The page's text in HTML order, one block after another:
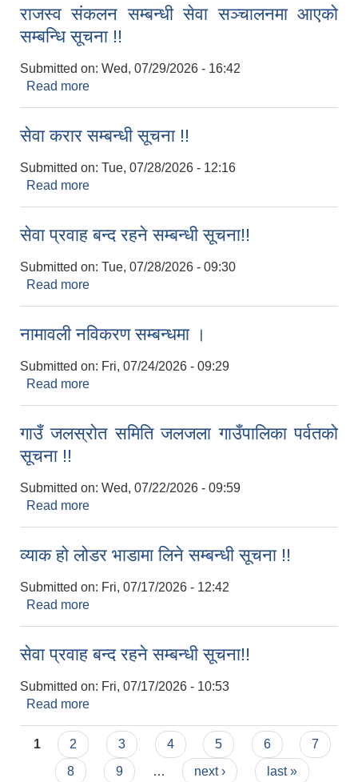
नियमित खाेप केन्द्र विवरण
राजस्व संकलन सम्बन्धी सेवा सञ्चालनमा आएको
सम्बन्धि सूचना !!
Submitted on: Wed, 07/29/2026 - 16:42
Read more
सेवा करार सम्बन्धी सूचना !!
Submitted on: Tue, 07/28/2026 - 12:16
Read more
सेवा प्रवाह बन्द रहने सम्बन्धी सूचना!!
Submitted on: Tue, 07/28/2026 - 09:30
Read more
नामावली नविकरण सम्बन्धमा ।
Submitted on: Fri, 07/24/2026 - 09:29
Read more
गाउँ जलस्रोत समिति जलजला गाउँपालिका पर्वतको
सूचना !!
Submitted on: Wed, 07/22/2026 - 09:59
Read more
व्याक हो लोडर भाडामा लिने सम्बन्धी सूचना !!
Submitted on: Fri, 07/17/2026 - 12:42
Read more
सेवा प्रवाह बन्द रहने सम्बन्धी सूचना!!
Submitted on: Fri, 07/17/2026 - 10:53
Read more
Pages
1 2 3 4 5 6
7
8
9 … next › last »